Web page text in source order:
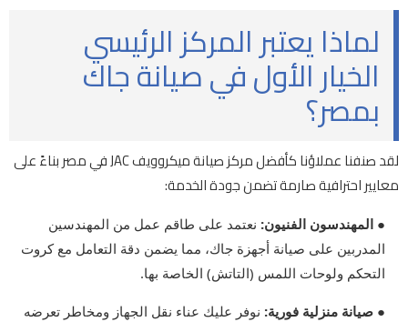
لماذا يعتبر المركز الرئيسي
الخيار الأول في صيانة جاك
بمصر؟
لقد صنفنا عملاؤنا كأفضل مركز صيانة ميكروويف JAC في مصر بناءً على
معايير احترافية صارمة تضمن جودة الخدمة:
● المهندسون الفنيون: نعتمد على طاقم عمل من المهندسين
المدربين على صيانة أجهزة جاك، مما يضمن دقة التعامل مع كروت
التحكم ولوحات اللمس (التاتش) الخاصة بها.
● صيانة منزلية فورية: نوفر عليك عناء نقل الجهاز ومخاطر تعرضه